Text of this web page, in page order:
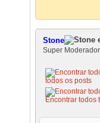
Stone
Super Moderador
todos os posts
Encontrar todos